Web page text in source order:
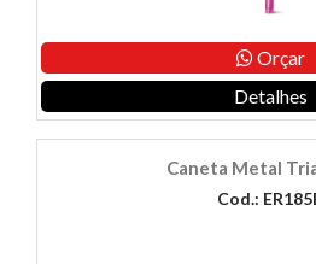
Orçar
Detalhes
Caneta Metal
Cod.: